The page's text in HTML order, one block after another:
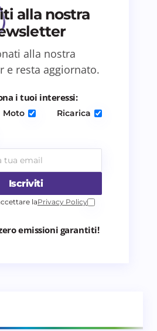
e email in questo browser
commento.
commento
alla nostra
alla nostra
e resta aggiornato.
i tuoi interessi:
Moto
Ricarica
Iscriviti
laPrivacy Policy
emissioni garantiti!